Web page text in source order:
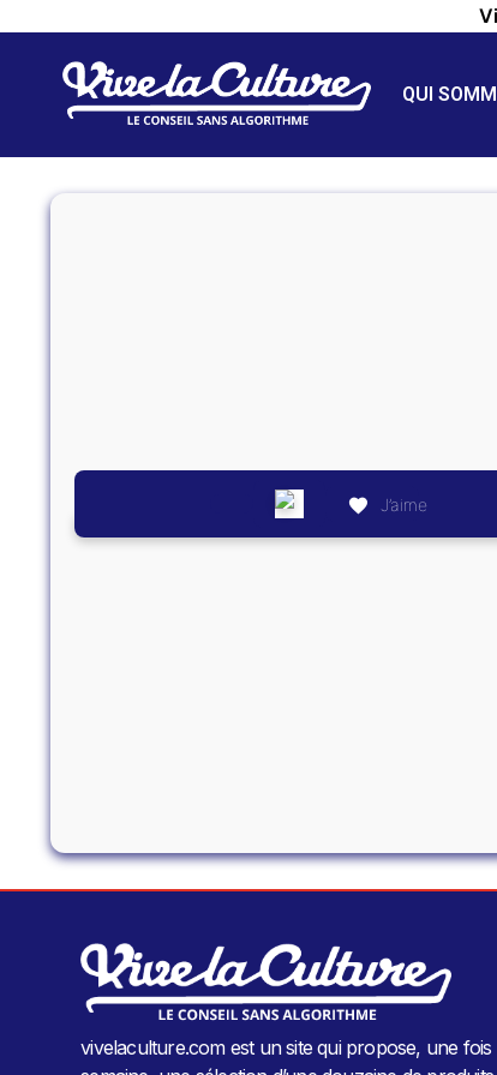
QUI
J’aime
vivelaculture.com est un site qui propose, une